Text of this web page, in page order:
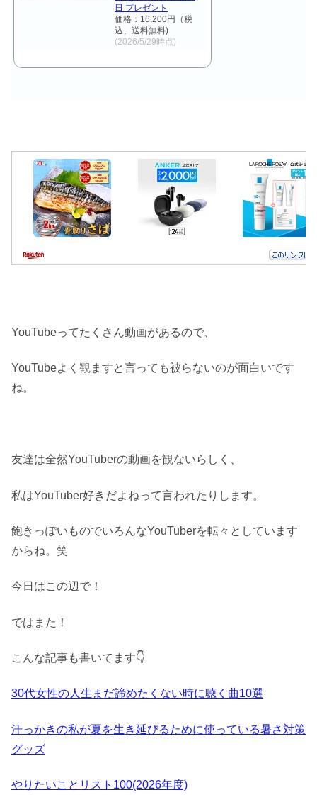
日 プレゼント
価格：16,200円（税
込、送料無料)
(2026/5/29時点)
YouTubeってたくさん動画があるので、
YouTubeよく観ますと言っても被らないのが面白いです
ね。
友達は全然YouTuberの動画を観ないらしく、
私はYouTuber好きだよねって言われたりします。
飽きっぽいものでいろんなYouTuberを転々としています
からね。笑
今日はこの辺で！
ではまた！
こんな記事も書いてます👇️
30代女性の人生まだ諦めたくない時に聴く曲10選
汗っかきの私が夏を生き延びるために使っている暑さ対策
グッズ
やりたいことリスト100(2026年度)